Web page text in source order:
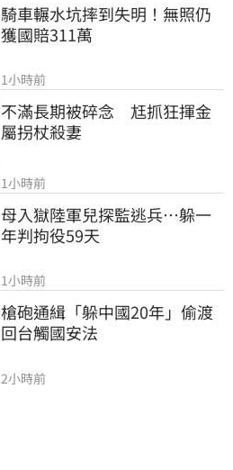
騎車輾水坑摔到失明！無照仍
獲國賠311萬
1小時前
不滿長期被碎念　尪抓狂揮金
屬拐杖殺妻
1小時前
母入獄陸軍兒探監逃兵…躲一
年判拘役59天
1小時前
槍砲通緝「躲中國20年」偷渡
回台觸國安法
2小時前